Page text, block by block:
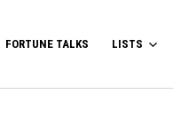
FORTUNE TALKS LISTS